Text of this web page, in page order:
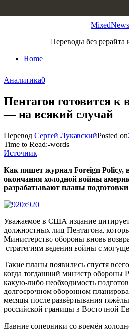
MixedNews
Переводы без рерайта
Home
Аналитика0
Пентагон готовится к
— на всякий случай
Перевод Сергей ЛукавскийPosted on
Time to Read:-words
Источник
Как пишет журнал Foreign Policy,
окончания холодной войны
разрабатывают планы
Уважаемое в США издание
должностных лиц Пентагона,
Министерство обороны вновь
стратегиям ведения войны с
Такие планы появились спустя
когда тогдашний министр обороны
какую-либо необходимость
долгосрочном оборонном
месяцы после развёртывания
российской границы в Восточной
Давние соперники со времён